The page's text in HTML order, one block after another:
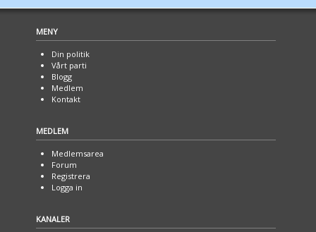
MENY
Din politik
Vårt parti
Blogg
Medlem
Kontakt
MEDLEM
Medlemsarea
Forum
Registrera
Logga in
KANALER